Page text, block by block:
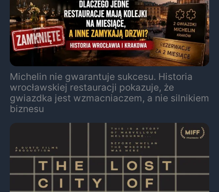
Michelin nie gwarantuje sukcesu. Historia
wrocławskiej restauracji pokazuje, że
gwiazdka jest wzmacniaczem, a nie silnikiem
biznesu